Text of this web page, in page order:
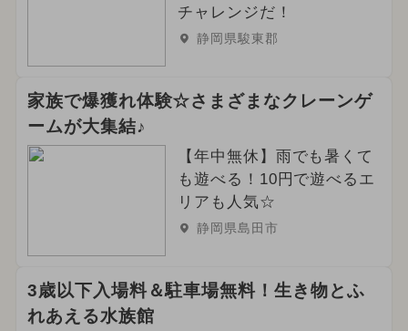
チャレンジだ！
静岡県駿東郡
家族で爆獲れ体験☆さまざまなクレーンゲ
ームが大集結♪
【年中無休】雨でも暑くて
も遊べる！10円で遊べるエ
リアも人気☆
静岡県島田市
3歳以下入場料＆駐車場無料！生き物とふ
れあえる水族館